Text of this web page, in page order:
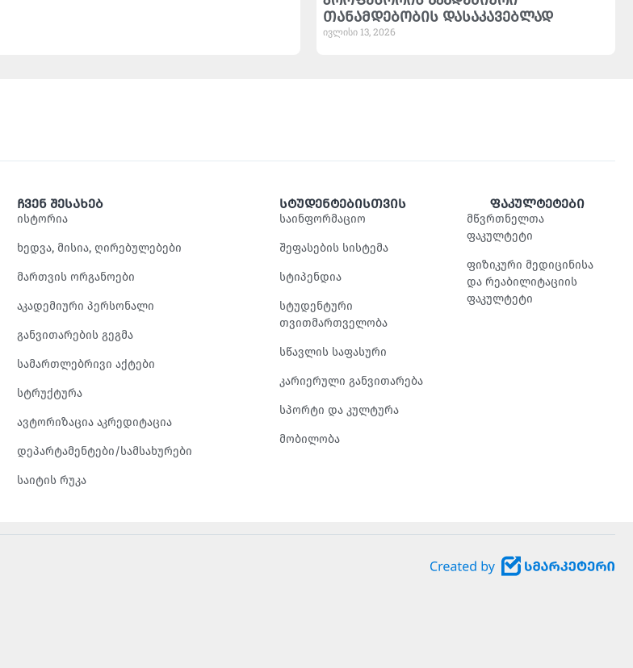
თანამდებობის დასაკავებლად
ივლისი 13, 2026
ჩვენ შესახებ
ისტორია
ხედვა, მისია, ღირებულებები
მართვის ორგანოები
აკადემიური პერსონალი
განვითარების გეგმა
სამართლებრივი აქტები
სტრუქტურა
ავტორიზაცია აკრედიტაცია
დეპარტამენტები/სამსახურები
საიტის რუკა
სტუდენტებისთვის
საინფორმაციო
შეფასების სისტემა
სტიპენდია
სტუდენტური
თვითმართველობა
სწავლის საფასური
კარიერული განვითარება
სპორტი და კულტურა
მობილობა
ფაკულტეტები
მწვრთნელთა
ფაკულტეტი
ფიზიკური მედიცინისა
და რეაბილიტაციის
ფაკულტეტი